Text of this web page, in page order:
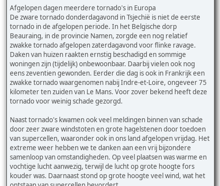
Afgelopen dagen meerdere tornado's in Europa
De zware tornado donderdagavond in Tsjechië is niet de eerste
tornado in de afgelopen periode. In het Belgische dorp
Beauraing, in de provincie Namen, zorgde een nog relatief
zwakke tornado afgelopen zaterdagavond voor flinke ravage.
Daken van huizen raakten ernstig beschadigd en sommige
woningen zijn (tijdelijk) onbewoonbaar. Daarbij vielen ook nog
eens zeventien gewonden. Eerder die dag is ook in Frankrijk een
zwakke tornado waargenomen nabij Indre-et-Loire, ongeveer 75
kilometer ten zuiden van Le Mans. Voor zover bekend heeft deze
tornado voor weinig schade gezorgd.
Naast tornado's kwamen ook veel meldingen binnen van schade
door zeer zware windstoten en grote hagelstenen door toedoen
van supercellen, waaronder ook in ons land afgelopen vrijdag. Het
extreme weer hebben we te danken aan een vrij bijzondere
samenloop van omstandigheden. Op veel plaatsen was warme en
vochtige lucht aanwezig, terwijl de lucht op grote hoogte fors
kouder was. Daarnaast stond op grote hoogte veel wind, wat het